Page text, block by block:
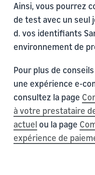
Ainsi, vous pourrez
de test avec un seul
d. vos identifiants
environnement de
Pour plus de
une expérience e-
consultez la page
à votre prestataire
actuel ou la page
expérience de